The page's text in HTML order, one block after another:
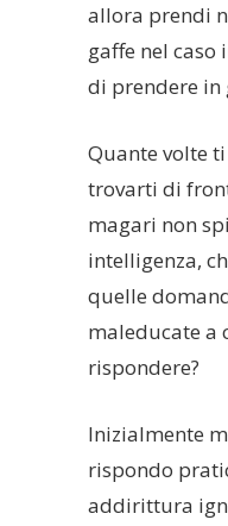
allora prendi
gaffe nel caso
di prendere in
Quante volte
trovarti di
magari non
intelligenza,
quelle
maleducate a
rispondere?
Inizialmente
rispondo
addirittura